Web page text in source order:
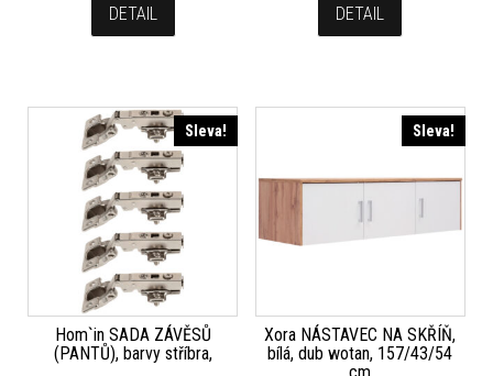
DETAIL DETAIL
Sleva!
Hom`in SADA ZÁVĚSŮ
(PANTŮ), barvy stříbra,
Sleva!
Xora NÁSTAVEC NA SKŘÍŇ,
bílá, dub wotan, 157/43/54